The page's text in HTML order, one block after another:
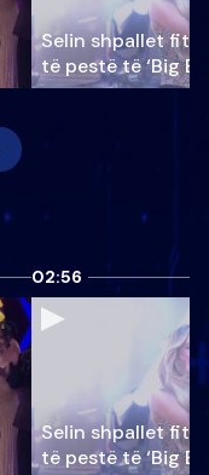
Selin shpallet
të pestë të ‘Big
02:56
Selin shpallet
të pestë të ‘Big